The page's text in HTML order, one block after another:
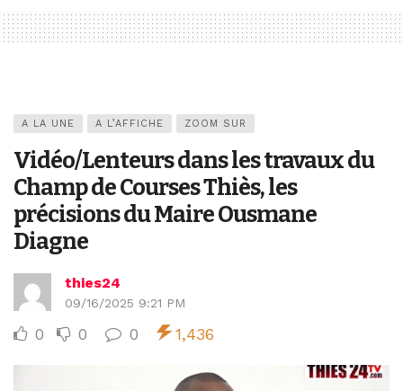
A LA UNE A L’AFFICHE ZOOM SUR
Vidéo/Lenteurs dans les travaux du
Champ de Courses Thiès, les
précisions du Maire Ousmane
Diagne
thies24
09/16/2025 9:21 PM
0 0 0 1,436